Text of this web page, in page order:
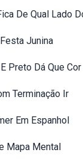
De Qual Lado
Junina
Preto Dá Que Cor
Terminação Ir
Em Espanhol
Mapa Mental